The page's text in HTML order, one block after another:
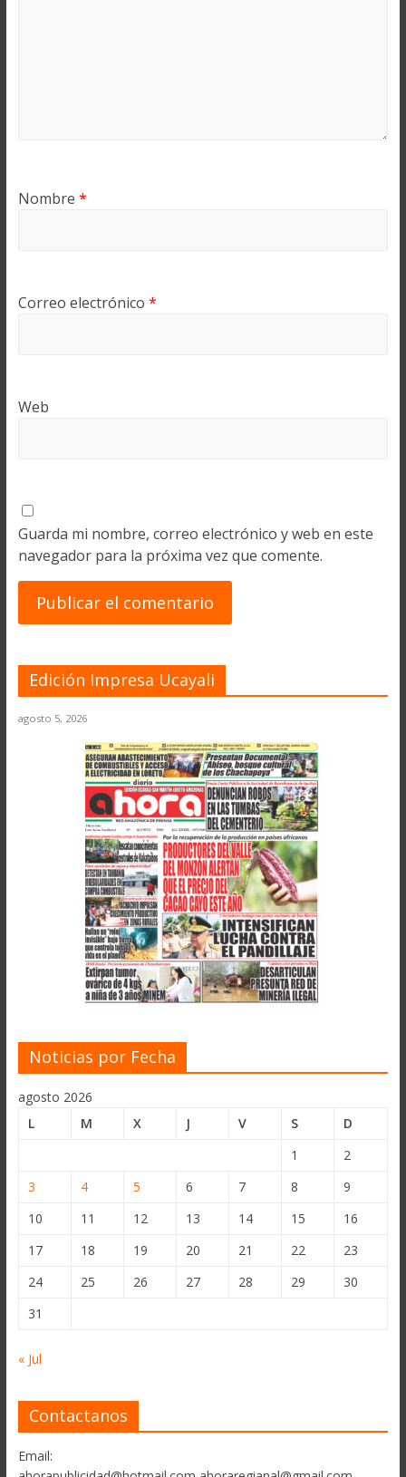
Nombre *
Correo electrónico *
Web
Guarda mi nombre, correo electrónico y web en este
navegador para la próxima vez que comente.
Edición Impresa Ucayali
agosto 5, 2026
Noticias por Fecha
agosto 2026
L
M X J V S
D
1
2
3
4 5 6 7 8
9
10
11 12 13 14 15
16
17
18 19 20 21 22
23
24
25 26 27 28 29
30
31
« Jul
Contactanos
Email: